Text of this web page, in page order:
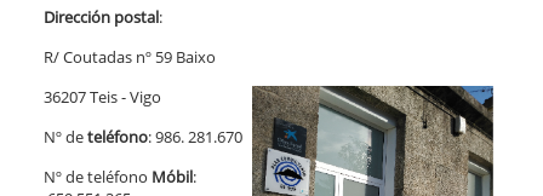
Dirección postal:
R/ Coutadas nº 59 Baixo
36207 Teis - Vigo
Nº deteléfono: 986. 281.670
Nº de teléfono Móbil: